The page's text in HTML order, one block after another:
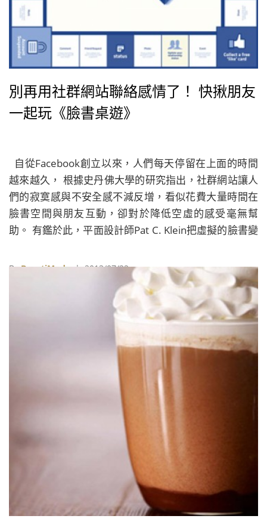
別再用社群網站聯絡感情了！ 快揪朋友
一起玩《臉書桌遊》
自從Facebook創立以來，人們每天停留在上面的時間
越來越久， 根據史丹佛大學的研究指出，社群網站讓人
們的寂寞感與不安全感不減反增，看似花費大量時間在
臉書空間與朋友互動，卻對於降低空虛的感受毫無幫
助。 有鑑於此，平面設計師Pat C. Klein把虛擬的臉書變
朋友用臉書進行互動，不妨約出來一起來玩臉書大富翁
ByBeautiMode| 2013/07/22